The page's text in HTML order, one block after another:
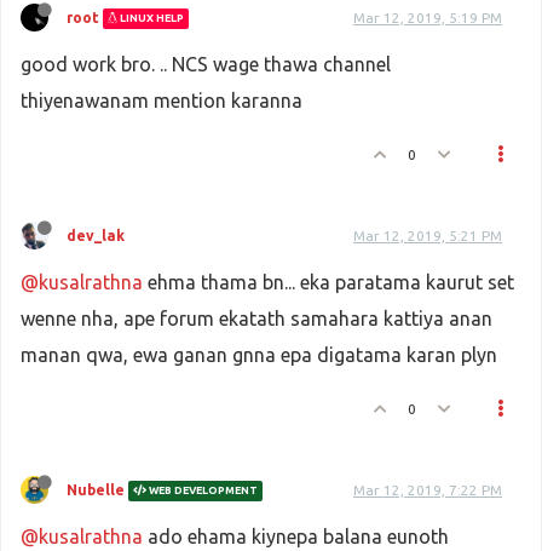
root LINUX HELP Mar 12, 2019, 5:19 PM
good work bro. .. NCS wage thawa channel
thiyenawanam mention karanna
0
dev_lak Mar 12, 2019, 5:21 PM
@kusalrathna ehma thama bn... eka paratama kaurut set
wenne nha, ape forum ekatath samahara kattiya anan
manan qwa, ewa ganan gnna epa digatama karan plyn
0
Nubelle WEB DEVELOPMENT Mar 12, 2019, 7:22 PM
@kusalrathna ado ehama kiynepa balana eunoth